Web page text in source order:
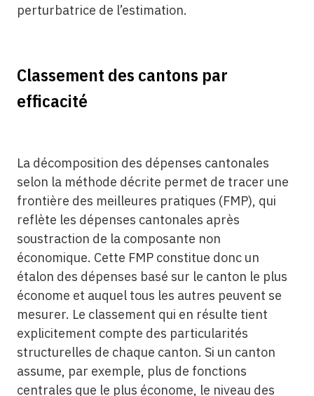
perturbatrice de l’estimation.
Classement des cantons par
efficacité
La décomposition des dépenses cantonales
selon la méthode décrite permet de tracer une
frontière des meilleures pratiques (FMP), qui
reflète les dépenses cantonales après
soustraction de la composante non
économique. Cette FMP constitue donc un
étalon des dépenses basé sur le canton le plus
économe et auquel tous les autres peuvent se
mesurer. Le classement qui en résulte tient
explicitement compte des particularités
structurelles de chaque canton. Si un canton
assume, par exemple, plus de fonctions
centrales que le plus économe, le niveau des